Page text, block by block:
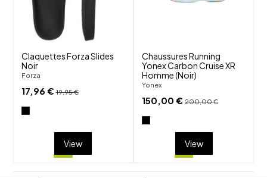
Claquettes Forza Slides
Noir
Forza
17,96 €19,95 €
View
Chaussures Running
Yonex Carbon Cruise XR
Homme (Noir)
Yonex
150,00 € 200,00 €
View